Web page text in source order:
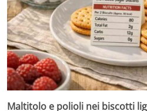
Maltitolo e polioli nei biscotti